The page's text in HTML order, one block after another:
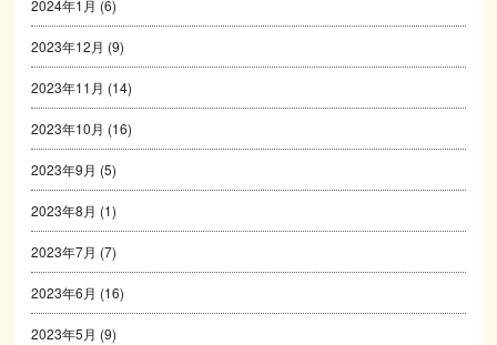
2024年1月 (6)
2023年12月 (9)
2023年11月 (14)
2023年10月 (16)
2023年9月 (5)
2023年8月 (1)
2023年7月 (7)
2023年6月 (16)
2023年5月 (9)